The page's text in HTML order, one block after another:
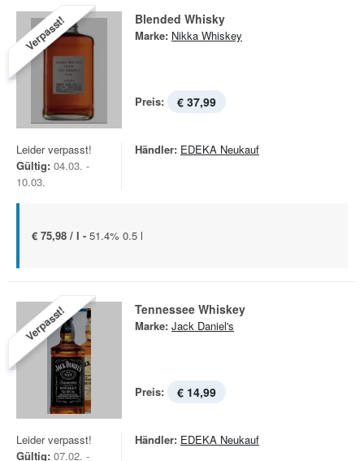
Verpasst! Blended Whisky
Marke: Nikka Whiskey
Preis: € 37,99
Leider verpasst!
Gültig: 04.03. -
10.03.
Händler: EDEKA Neukauf
€ 75,98 / l - 51.4% 0.5 l
Verpasst! Tennessee Whiskey
Marke: Jack Daniel's
Preis: € 14,99
Leider verpasst!
Gültig: 07.02. -
Händler: EDEKA Neukauf